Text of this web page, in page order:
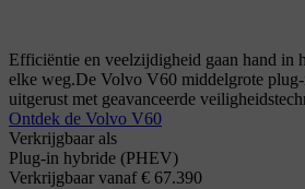
Efficiëntie en veelzijdigheid gaan hand in
elke weg.De Volvo V60 middelgrote
uitgerust met geavanceerde
Ontdek de Volvo V60
Verkrijgbaar als
Plug-in hybride (PHEV)
Verkrijgbaar vanaf € 67.390